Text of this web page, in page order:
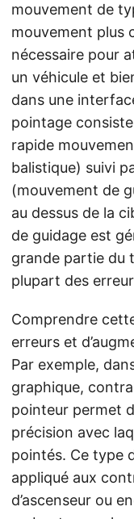
mouvement de
mouvement plus
nécessaire pour
un véhicule et
dans une
pointage
rapide
balistique) suivi
(mouvement de
au dessus de la
de guidage est
grande partie du
plupart des
Comprendre
erreurs et
Par exemple,
graphique,
pointeur permet
précision avec
pointés. Ce type
appliqué aux
d’ascenseur ou